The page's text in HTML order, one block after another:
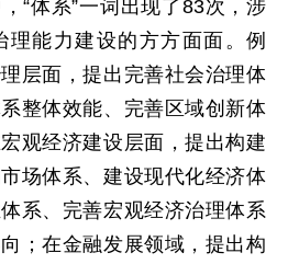
“体系”一词出现了83次，涉
理能力建设的方方面面。例
层面，提出完善社会治理体
整体效能、完善区域创新体
观经济建设层面，提出构建
场体系、建设现代化经济体
系、完善宏观经济治理体系
；在金融发展领域，提出构